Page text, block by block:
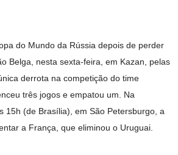
do Mundo da Rússia depois de perder
Belga, nesta sexta-feira, em Kazan, pelas
derrota na competição do time
três jogos e empatou um. Na
15h (de Brasília), em São Petersburgo, a
a França, que eliminou o Uruguai.